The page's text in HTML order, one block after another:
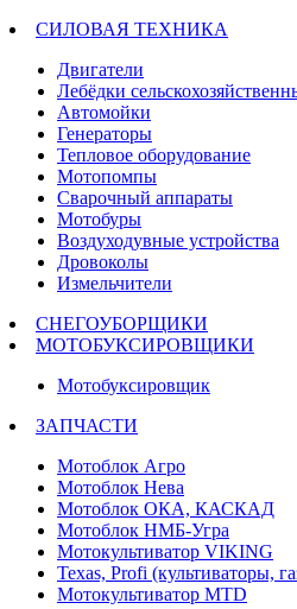
СИЛОВАЯ ТЕХНИКА
Двигатели
Лебёдки
Автомойки
Генераторы
Тепловое оборудование
Мотопомпы
Сварочный аппараты
Мотобуры
Воздуходувные устройства
Дровоколы
Измельчители
СНЕГОУБОРЩИКИ
МОТОБУКСИРОВЩИКИ
Мотобуксировщик
ЗАПЧАСТИ
Мотоблок Агро
Мотоблок Нева
Мотоблок ОКА, КАСКАД
Мотоблок НМБ-Угра
Мотокультиватор VIKING
Texas, Profi (культиваторы,
Мотокультиватор MTD